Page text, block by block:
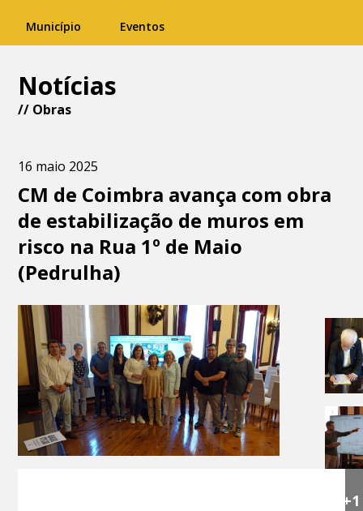
Município Eventos
Notícias
// Obras
16 maio 2025
CM de Coimbra avança com obra
de estabilização de muros em
risco na Rua 1º de Maio
(Pedrulha)
+1